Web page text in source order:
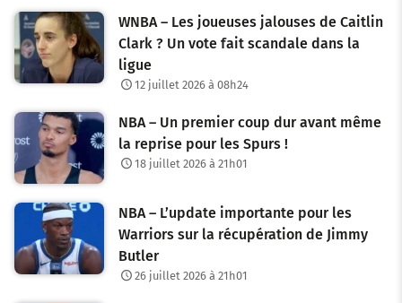
WNBA – Les joueuses jalouses de Caitlin
Clark ? Un vote fait scandale dans la
ligue
12 juillet 2026 à 08h24
NBA – Un premier coup dur avant même
la reprise pour les Spurs !
18 juillet 2026 à 21h01
NBA – L’update importante pour les
Warriors sur la récupération de Jimmy
Butler
26 juillet 2026 à 21h01